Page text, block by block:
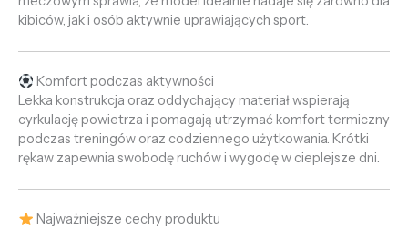
kibiców, jak i osób aktywnie uprawiających sport.
Komfort podczas aktywności
Lekka konstrukcja oraz oddychający materiał wspierają
cyrkulację powietrza i pomagają utrzymać komfort termiczny
podczas treningów oraz codziennego użytkowania. Krótki
rękaw zapewnia swobodę ruchów i wygodę w cieplejsze dni.
Najważniejsze cechy produktu